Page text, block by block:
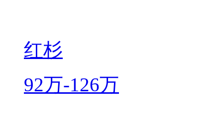
红杉
92万-126万